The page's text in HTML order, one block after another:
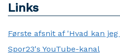
Links
Første afsnit af 'Hvad kan
Spor23's YouTube-kanal